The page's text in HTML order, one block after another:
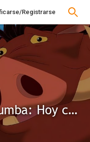
Registrarse
Timón y Pumba: Hoy comemos fuera